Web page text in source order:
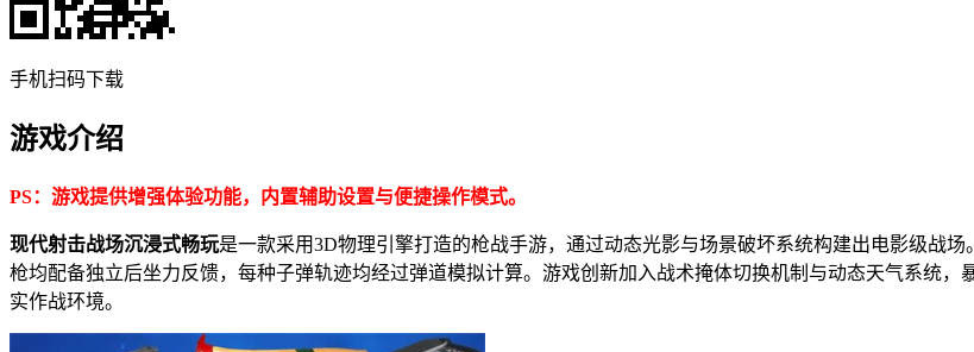
手机扫码下载
游戏介绍
PS：游戏提供增强体验功能，内置辅助设置与便捷操作模式。
现代射击战场沉浸式畅玩是一款采用3D物理引擎打造的枪战手游，通过动态光影与场景破坏系统构建出电影级战
枪均配备独立后坐力反馈，每种子弹轨迹均经过弹道模拟计算。游戏创新加入战术掩体切换机制与动态天气系统
实作战环境。